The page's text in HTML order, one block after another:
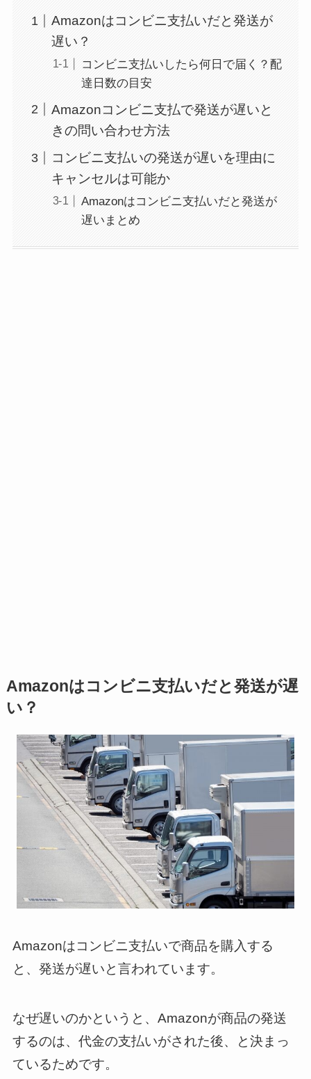
Amazonはコンビニ支払いだと発送が
遅い？
コンビニ支払いしたら何日で届く？配
達日数の目安
Amazonコンビニ支払で発送が遅いと
きの問い合わせ方法
コンビニ支払いの発送が遅いを理由に
キャンセルは可能か
Amazonはコンビニ支払いだと発送が
遅いまとめ
Amazonはコンビニ支払いだと発送が遅
い？
Amazonはコンビニ支払いで商品を購入する
と、発送が遅いと言われています。
なぜ遅いのかというと、Amazonが商品の発送
するのは、代金の支払いがされた後、と決まっ
ているためです。